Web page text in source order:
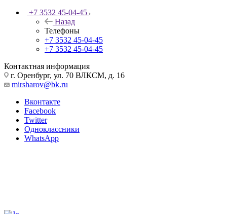
+7 3532 45-04-45
Назад
Телефоны
+7 3532 45-04-45
+7 3532 45-04-45
Контактная информация
г. Оренбург, ул. 70 ВЛКСМ, д. 16
mirsharov@bk.ru
Вконтакте
Facebook
Twitter
Одноклассники
WhatsApp